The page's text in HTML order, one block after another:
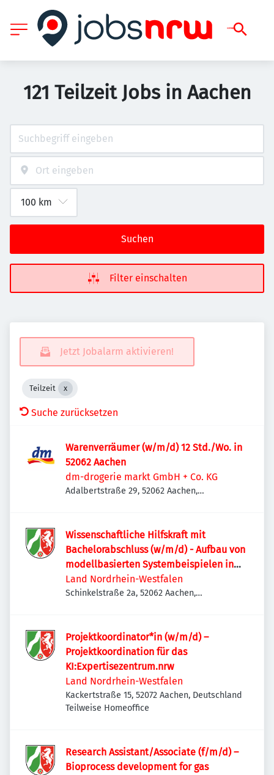
121 Teilzeit Jobs in Aachen
Suchen
Filter einschalten
Jetzt Jobalarm aktivieren!
Teilzeit
Suche zurücksetzen
Warenverräumer (w/m/d) 12 Std./Wo. in
52062 Aachen
dm-drogerie markt GmbH + Co. KG
Adalbertstraße 29, 52062 Aachen,
Wissenschaftliche Hilfskraft mit
Bachelorabschluss (w/m/d) - Aufbau von
modellbasierten Systembeispielen in
3DX Wissenschaftliche Hilfskraft mit
Bachelorabschluss (w/m/d) - Aufbau von
Land Nordrhein-Westfalen
Schinkelstraße 2a, 52062 Aachen,
Projektkoordinator*in (w/m/d) –
Projektkoordination für das
KI:Expertisezentrum.nrw
Land Nordrhein-Westfalen
Kackertstraße 15, 52072 Aachen, Deutschland
Teilweise Homeoffice
Research Assistant/Associate (f/m/d) –
Bioprocess development for gas